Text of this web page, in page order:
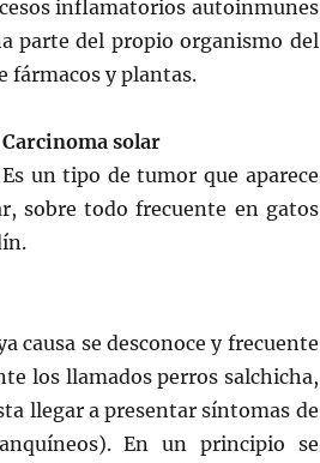
inflamatorios autoinmunes
parte del propio organismo del
fármacos y plantas.
Carcinoma solar
Es un tipo de tumor que aparece
sobre todo frecuente en gatos
causa se desconoce y frecuente
los llamados perros salchicha,
llegar a presentar síntomas de
En un principio se